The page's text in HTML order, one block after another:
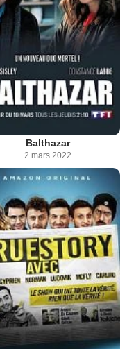
Balthazar
2 mars 2022